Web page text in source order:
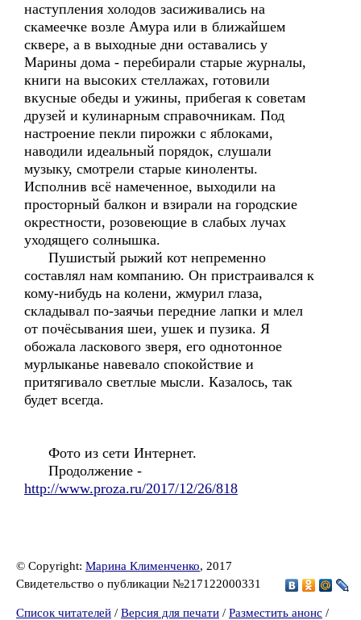
наступления холодов засиживались на
скамеечке возле Амура или в ближайшем
сквере, а в выходные дни оставались у
Марины дома - перебирали старые журналы,
книги на высоких стеллажах, готовили
вкусные обеды и ужины, прибегая к советам
друзей и кулинарным справочникам. Под
настроение пекли пирожки с яблоками,
наводили идеальный порядок, слушали
музыку, смотрели старые киноленты.
Исполнив всё намеченное, выходили на
просторный балкон и взирали на городские
окрестности, розовеющие в слабых лучах
уходящего солнышка.
Пушистый рыжий кот непременно
составлял нам компанию. Он пристраивался к
кому-нибудь на колени, жмурил глаза,
складывал по-заячьи передние лапки и млел
от почёсывания шеи, ушек и пузика. Я
обожала ласкового зверя, его однотонное
мурлыканье навевало спокойствие и
притягивало светлые мысли. Казалось, так
будет всегда.
Фото из сети Интернет.
Продолжение -
http://www.proza.ru/2017/12/26/818
© Copyright: Марина Клименченко, 2017
Свидетельство о публикации №217122000331
Список читателей / Версия для печати / Разместить анонс /